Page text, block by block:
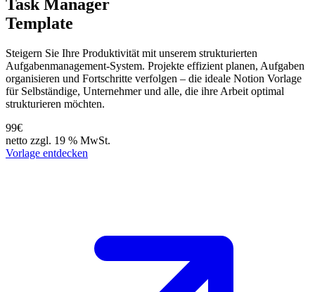
Task Manager
Template
Steigern Sie Ihre Produktivität mit unserem strukturierten
Aufgabenmanagement-System. Projekte effizient planen, Aufgaben
organisieren und Fortschritte verfolgen – die ideale Notion Vorlage
für Selbständige, Unternehmer und alle, die ihre Arbeit optimal
strukturieren möchten.
99€
netto zzgl. 19 % MwSt.
Vorlage entdecken